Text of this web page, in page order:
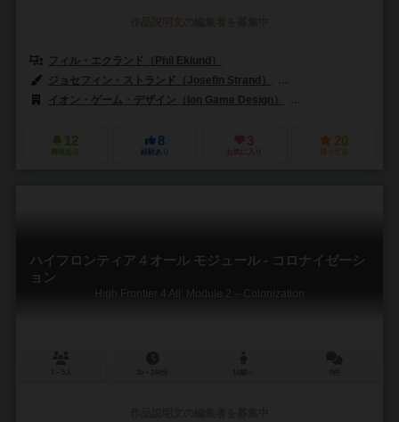
フィル・エクランド（Phil Eklund）
ジョセフィン・ストランド（Josefin Strand）
イオン・ゲーム・デザイン（Ion Game Design）
12
興味あり
8
経験あり
3
お気に入り
20
持ってる
ハイフロンティア４オール モジュール - コロナイゼーシ
ョン
High Frontier 4 All: Module 2 – Colonization